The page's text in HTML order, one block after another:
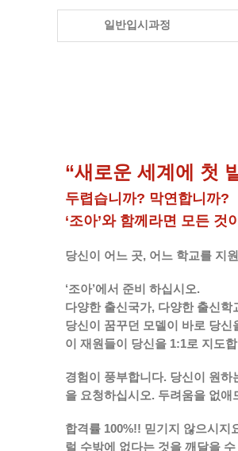
일반입시과정
“새로운 세계에 첫
두렵습니까? 막연합니까?
‘조아’와 함께라면 모든 것
당신이 어느 곳, 어느 학교를 지
‘조아’에서 준비 하십시오.
다양한 출신국가, 다양한 출신
당신이 꿈꾸던 모델이 바로 당신
이 재원들이 당신을 1:1로 지도
경험이 풍부합니다. 당신이 원하
을 요청하십시오. 두려움을 없애
합격률 100%!! 믿기지 않으시지
럴 수밖에 없다는 것을 깨달을